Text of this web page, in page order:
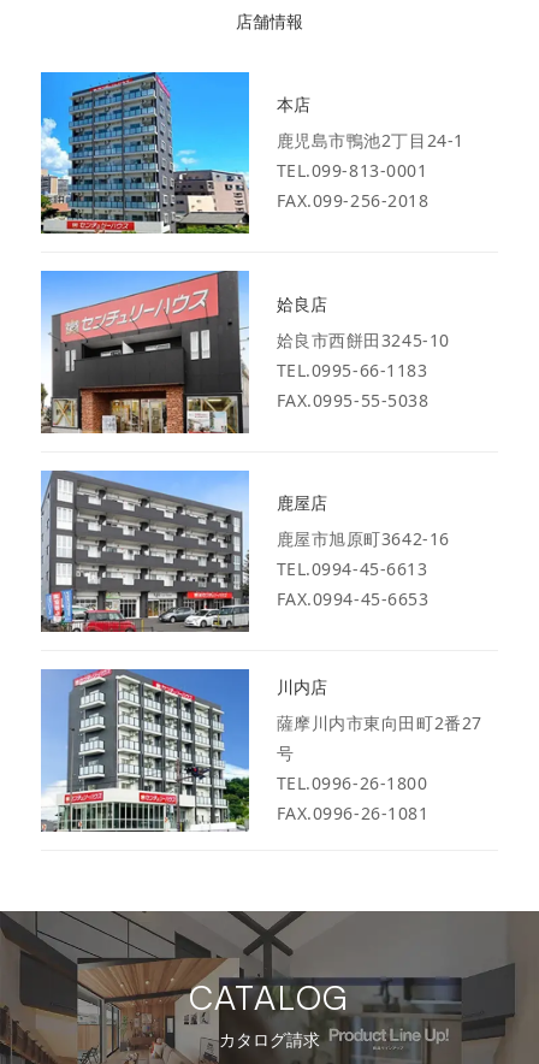
店舗情報
本店
鹿児島市鴨池2丁目24-1
TEL.099-813-0001
FAX.099-256-2018
姶良店
姶良市西餅田3245-10
TEL.0995-66-1183
FAX.0995-55-5038
鹿屋店
鹿屋市旭原町3642-16
TEL.0994-45-6613
FAX.0994-45-6653
川内店
薩摩川内市東向田町2番27
号
TEL.0996-26-1800
FAX.0996-26-1081
CATALOG
カタログ請求